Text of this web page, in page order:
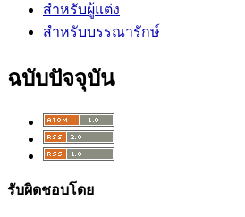
สำหรับผู้แต่ง
สำหรับบรรณารักษ์
ฉบับปัจจุบัน
รับผิดชอบโดย